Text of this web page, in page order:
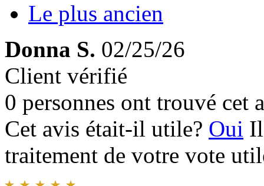
Le plus ancien
Donna S. 02/25/26
Client vérifié
0 personnes ont trouvé cet
Cet avis était-il utile? Oui
traitement de votre vote